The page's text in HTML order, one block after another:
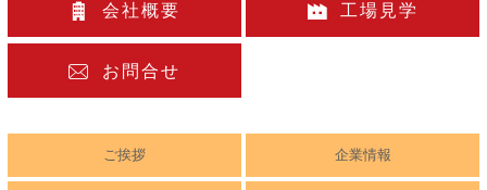
会社概要 工場見学
お問合せ
ご挨拶 企業情報